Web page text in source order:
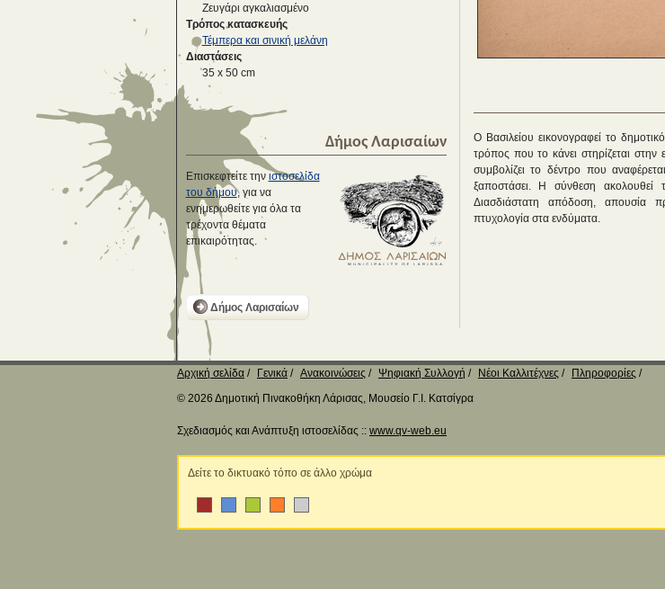
Ζευγάρι αγκαλιασμένο
Τρόπος κατασκευής
Τέμπερα και σινική μελάνη
Διαστάσεις
35 x 50 cm
Δήμος Λαρισαίων
Επισκεφτείτε την ιστοσελίδα
του δήμου, για να
ενημερωθείτε για όλα τα
τρέχοντα θέματα
επικαιρότητας.
Δήμος Λαρισαίων
Ο Βασιλείου εικονογραφεί το
τρόπος που το κάνει στηρίζεται
συμβολίζει το δέντρο που
ξαποστάσει. Η σύνθεση ακολουθεί
Διασδιάστατη απόδοση, απουσία
πτυχολογία στα ενδύματα.
Αρχική σελίδα Γενικά Ανακοινώσεις Ψηφιακή Συλλογή Νέοι Καλλιτέχνες
Πληροφορίες
© 2026 Δημοτική Πινακοθήκη Λάρισας, Μουσείο Γ.Ι. Κατσίγρα
Σχεδιασμός και Ανάπτυξη ιστοσελίδας :: www.qv-web.eu
Δείτε το δικτυακό τόπο σε άλλο χρώμα